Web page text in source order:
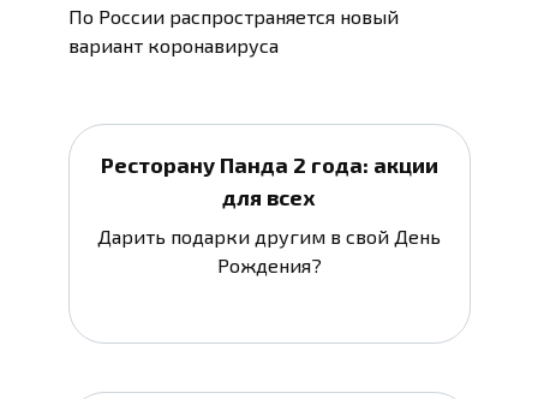
По России распространяется новый
вариант коронавируса
Ресторану Панда 2 года: акции
для всех
Дарить подарки другим в свой День
Рождения?